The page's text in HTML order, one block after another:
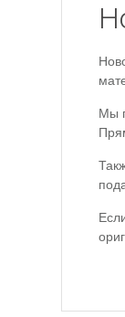
Мы